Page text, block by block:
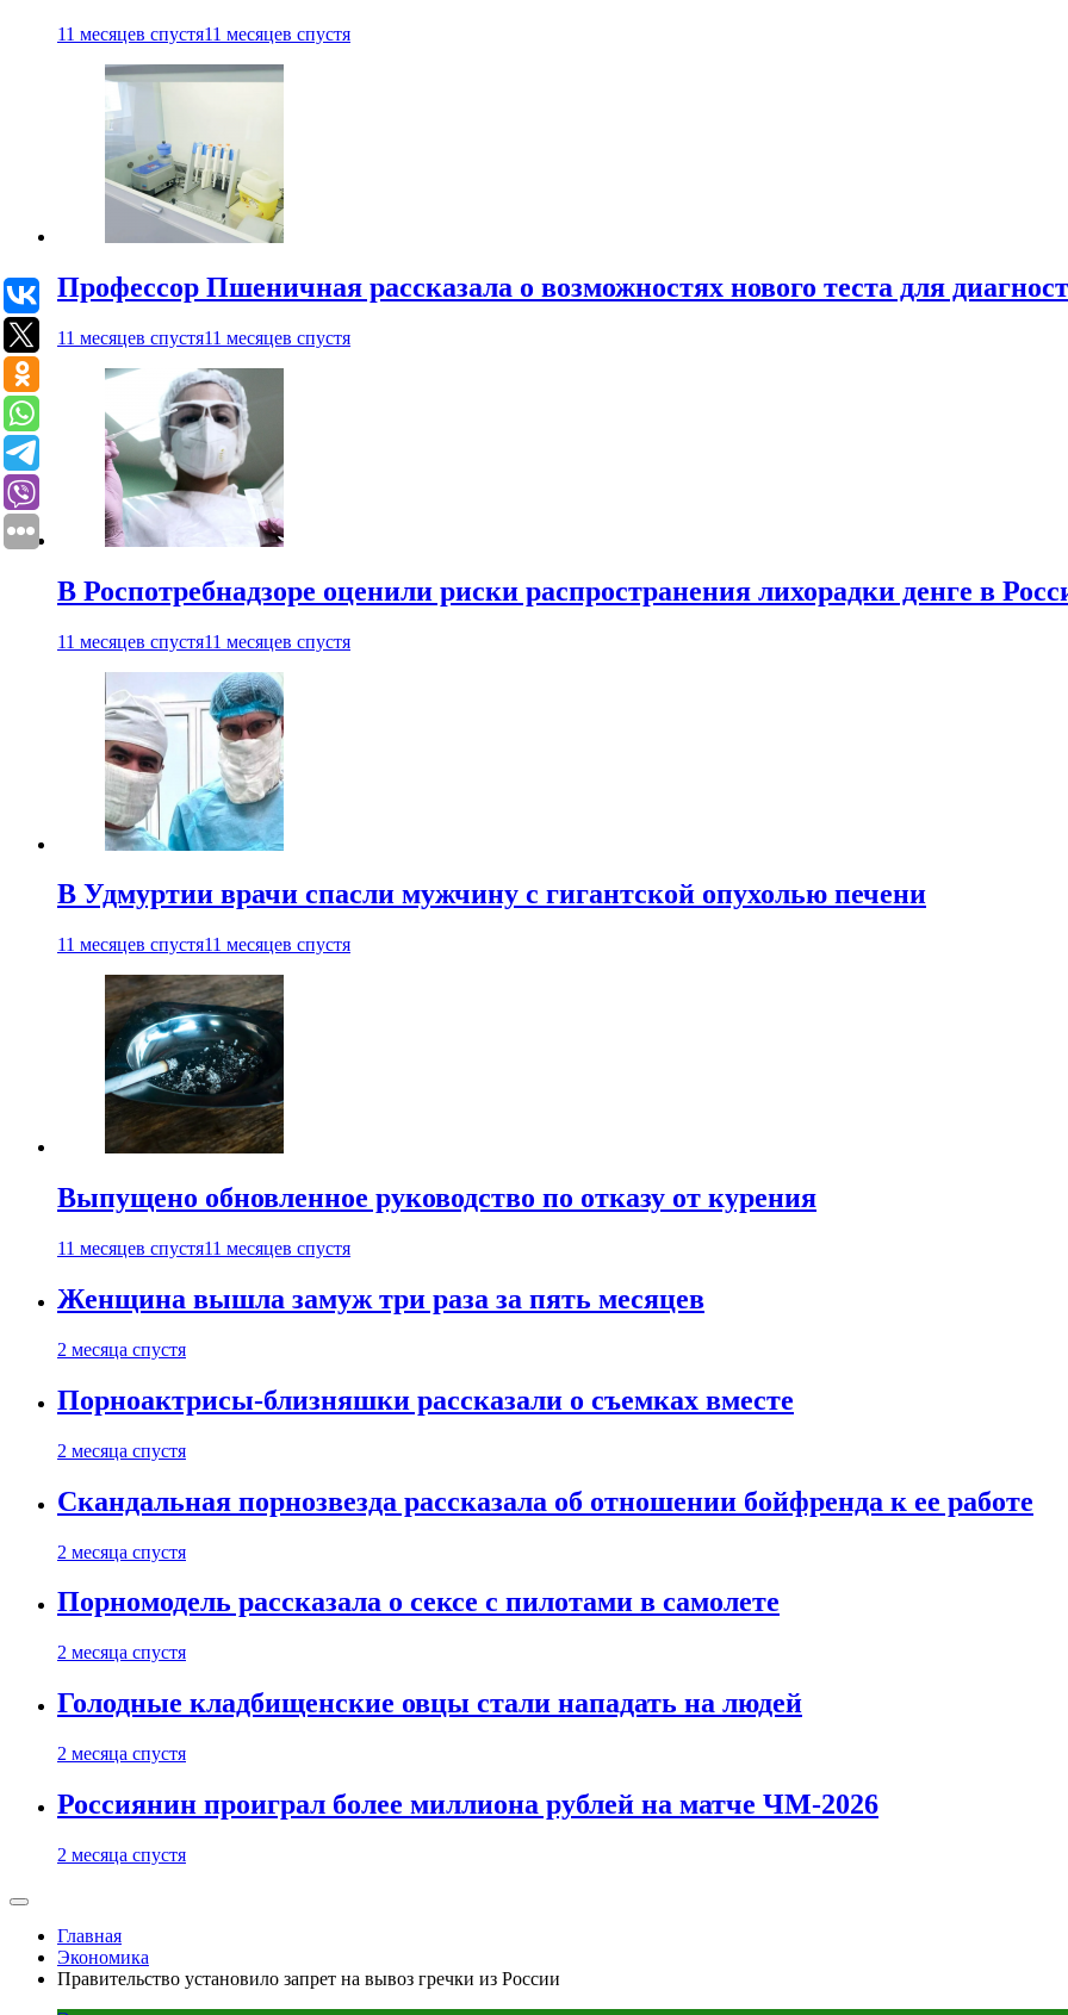
11 месяцев спустя11 месяцев спустя
Профессор Пшеничная рассказала о возможностях нового теста для
11 месяцев спустя11 месяцев спустя
В Роспотребнадзоре оценили риски распространения лихорадки денге в
11 месяцев спустя11 месяцев спустя
В Удмуртии врачи спасли мужчину с гигантской опухолью печени
11 месяцев спустя11 месяцев спустя
Выпущено обновленное руководство по отказу от курения
11 месяцев спустя11 месяцев спустя
Женщина вышла замуж три раза за пять месяцев
2 месяца спустя
Порноактрисы-близняшки рассказали о съемках вместе
2 месяца спустя
Скандальная порнозвезда рассказала об отношении бойфренда к ее работе
2 месяца спустя
Порномодель рассказала о сексе с пилотами в самолете
2 месяца спустя
Голодные кладбищенские овцы стали нападать на людей
2 месяца спустя
Россиянин проиграл более миллиона рублей на матче ЧМ-2026
2 месяца спустя
Главная
Экономика
Правительство установило запрет на вывоз гречки из России